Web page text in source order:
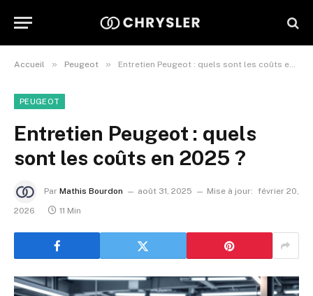
Accueil » Peugeot » Entretien Peugeot : quels sont les coûts en 2025 ?
PEUGEOT
Entretien Peugeot : quels
sont les coûts en 2025 ?
Par Mathis Bourdon août 31, 2025 Mise à jour: février 20,
2026
11 Min